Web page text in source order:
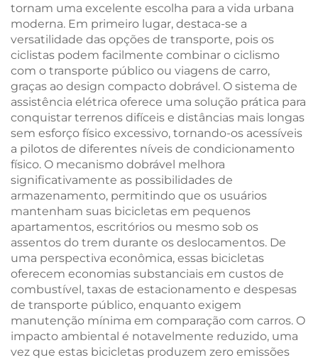
tornam uma excelente escolha para a vida urbana
moderna. Em primeiro lugar, destaca-se a
versatilidade das opções de transporte, pois os
ciclistas podem facilmente combinar o ciclismo
com o transporte público ou viagens de carro,
graças ao design compacto dobrável. O sistema de
assistência elétrica oferece uma solução prática para
conquistar terrenos difíceis e distâncias mais longas
sem esforço físico excessivo, tornando-os acessíveis
a pilotos de diferentes níveis de condicionamento
físico. O mecanismo dobrável melhora
significativamente as possibilidades de
armazenamento, permitindo que os usuários
mantenham suas bicicletas em pequenos
apartamentos, escritórios ou mesmo sob os
assentos do trem durante os deslocamentos. De
uma perspectiva econômica, essas bicicletas
oferecem economias substanciais em custos de
combustível, taxas de estacionamento e despesas
de transporte público, enquanto exigem
manutenção mínima em comparação com carros. O
impacto ambiental é notavelmente reduzido, uma
vez que estas bicicletas produzem zero emissões